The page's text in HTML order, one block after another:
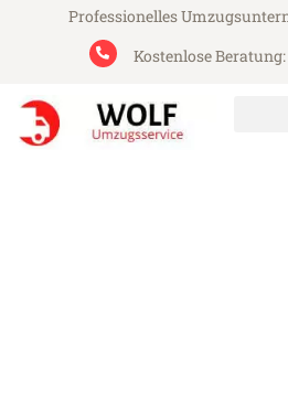
Professionelles
Kostenlose Beratung: